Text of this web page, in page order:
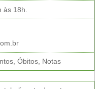
às 18h.
Óbitos, Notas